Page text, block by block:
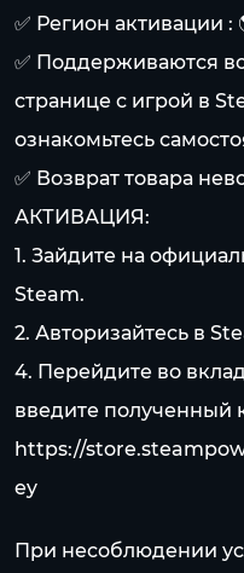
✅ Регион активации :
✅ Поддерживаются
странице с игрой в
ознакомьтесь
✅ Возврат товара
АКТИВАЦИЯ:
1. Зайдите на
Steam.
2. Авторизайтесь в
4. Перейдите во
введите полученный
https://
ey
При несоблюдении